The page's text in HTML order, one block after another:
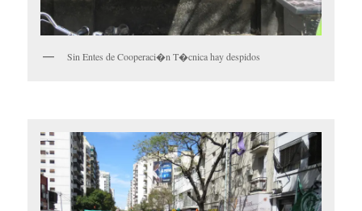
Sin Entes de Cooperaci�n T�cnica hay despidos